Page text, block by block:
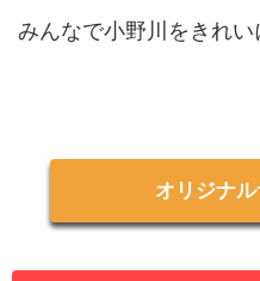
みんなで小野川をきれい
オリジナ